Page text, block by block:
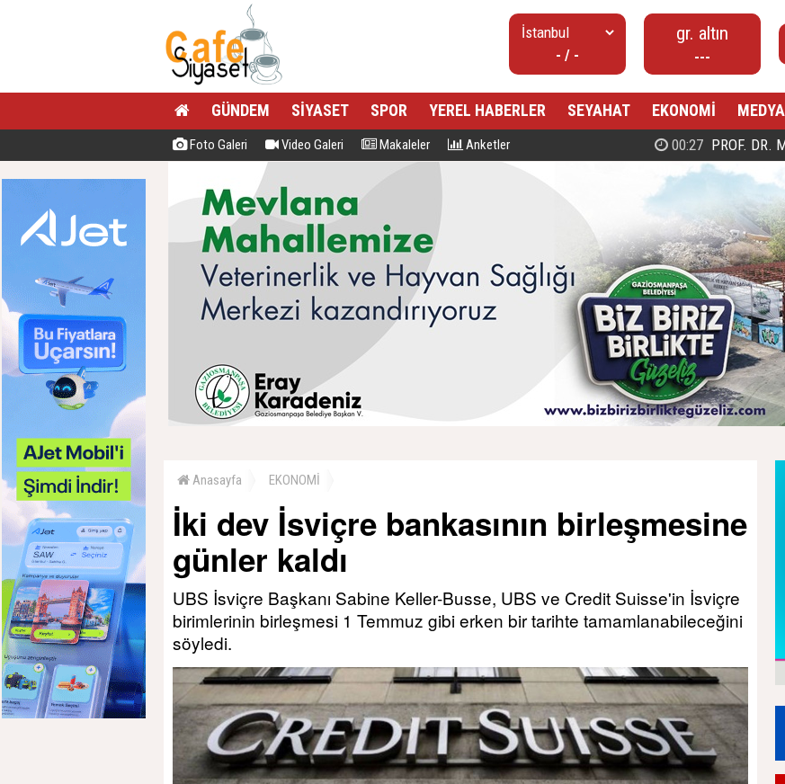
- / -
gr. altın
---
GÜNDEM SİYASET SPOR YEREL HABERLER SEYAHAT EKONOMİ MEDYA
Foto Galeri Video Galeri Makaleler Anketler 00:27 PROF. DR. MAHMUD
Anasayfa EKONOMİ
İki dev İsviçre bankasının birleşmesine
günler kaldı
UBS İsviçre Başkanı Sabine Keller-Busse, UBS ve Credit Suisse'in İsviçre
birimlerinin birleşmesi 1 Temmuz gibi erken bir tarihte tamamlanabileceğini
söyledi.